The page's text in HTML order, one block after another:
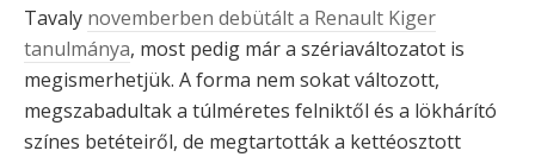
Tavaly novemberben debütált a Renault Kiger
tanulmánya, most pedig már a szériaváltozatot is
megismerhetjük. A forma nem sokat változott,
megszabadultak a túlméretes felniktől és a lökhárító
színes betéteiről, de megtartották a kettéosztott